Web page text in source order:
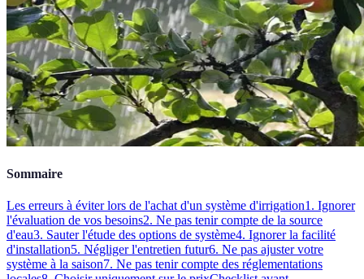
Sommaire
Les erreurs à éviter lors de l'achat d'un système d'irrigation1. Ignorer
l'évaluation de vos besoins2. Ne pas tenir compte de la source
d'eau3. Sauter l'étude des options de système4. Ignorer la facilité
d'installation5. Négliger l'entretien futur6. Ne pas ajuster votre
système à la saison7. Ne pas tenir compte des réglementations